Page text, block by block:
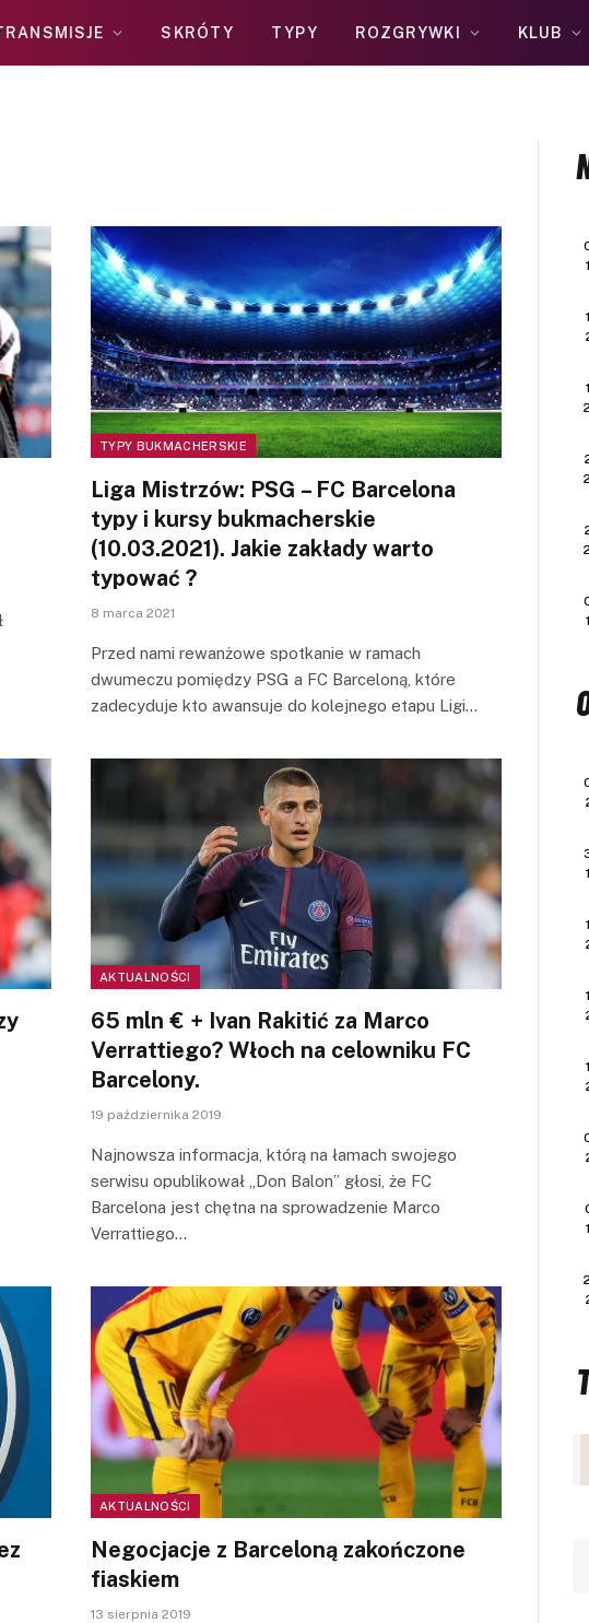
SKRÓTY TYPY ROZGRYWKI KLUB
TYPY BUKMACHERSKIE
Liga Mistrzów: PSG – FC Barcelona
typy i kursy bukmacherskie
(10.03.2021). Jakie zakłady warto
typować ?
8 marca 2021
Przed nami rewanżowe spotkanie w ramach
dwumeczu pomiędzy PSG a FC Barceloną, które
zadecyduje kto awansuje do kolejnego etapu Ligi…
AKTUALNOŚCI
65 mln € + Ivan Rakitić za Marco
Verrattiego? Włoch na celowniku FC
Barcelony.
19 października 2019
Najnowsza informacja, którą na łamach swojego
serwisu opublikował „Don Balon” głosi, że FC
Barcelona jest chętna na sprowadzenie Marco
Verrattiego…
AKTUALNOŚCI
Negocjacje z Barceloną zakończone
fiaskiem
13 sierpnia 2019